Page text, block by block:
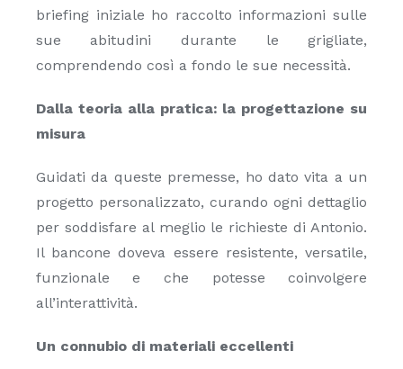
briefing iniziale ho raccolto informazioni sulle
sue abitudini durante le grigliate,
comprendendo così a fondo le sue necessità.
Dalla teoria alla pratica: la progettazione su
misura
Guidati da queste premesse, ho dato vita a un
progetto personalizzato, curando ogni dettaglio
per soddisfare al meglio le richieste di Antonio.
Il bancone doveva essere resistente, versatile,
funzionale e che potesse coinvolgere
all’interattività.
Un connubio di materiali eccellenti